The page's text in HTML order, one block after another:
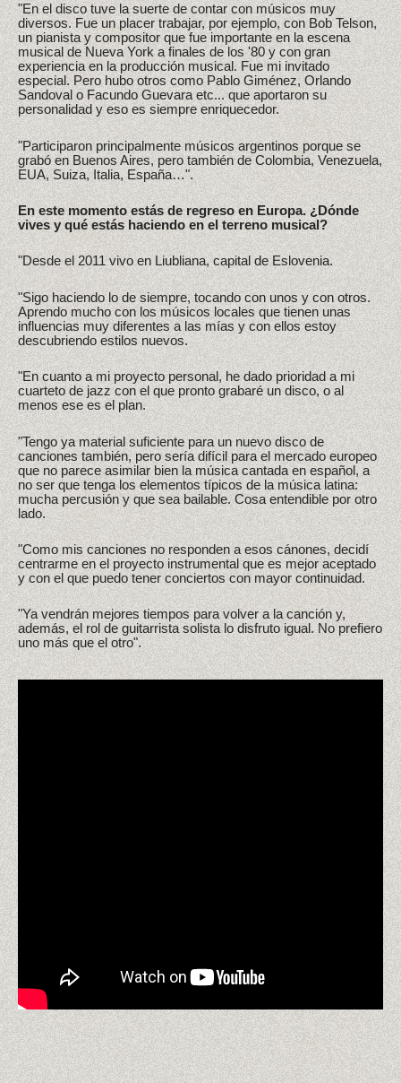
"En el disco tuve la suerte de contar con músicos muy
diversos. Fue un placer trabajar, por ejemplo, con Bob Telson,
un pianista y compositor que fue importante en la escena
musical de Nueva York a finales de los '80 y con gran
experiencia en la producción musical. Fue mi invitado
especial. Pero hubo otros como Pablo Giménez, Orlando
Sandoval o Facundo Guevara etc... que aportaron su
personalidad y eso es siempre enriquecedor.
"Participaron principalmente músicos argentinos porque se
grabó en Buenos Aires, pero también de Colombia, Venezuela,
EUA, Suiza, Italia, España…".
En este momento estás de regreso en Europa. ¿Dónde
vives y qué estás haciendo en el terreno musical?
"Desde el 2011 vivo en Liubliana, capital de Eslovenia.
"Sigo haciendo lo de siempre, tocando con unos y con otros.
Aprendo mucho con los músicos locales que tienen unas
influencias muy diferentes a las mías y con ellos estoy
descubriendo estilos nuevos.
"En cuanto a mi proyecto personal, he dado prioridad a mi
cuarteto de jazz con el que pronto grabaré un disco, o al
menos ese es el plan.
"Tengo ya material suficiente para un nuevo disco de
canciones también, pero sería difícil para el mercado europeo
que no parece asimilar bien la música cantada en español, a
no ser que tenga los elementos típicos de la música latina:
mucha percusión y que sea bailable. Cosa entendible por otro
lado.
"Como mis canciones no responden a esos cánones, decidí
centrarme en el proyecto instrumental que es mejor aceptado
y con el que puedo tener conciertos con mayor continuidad.
"Ya vendrán mejores tiempos para volver a la canción y,
además, el rol de guitarrista solista lo disfruto igual. No prefiero
uno más que el otro".